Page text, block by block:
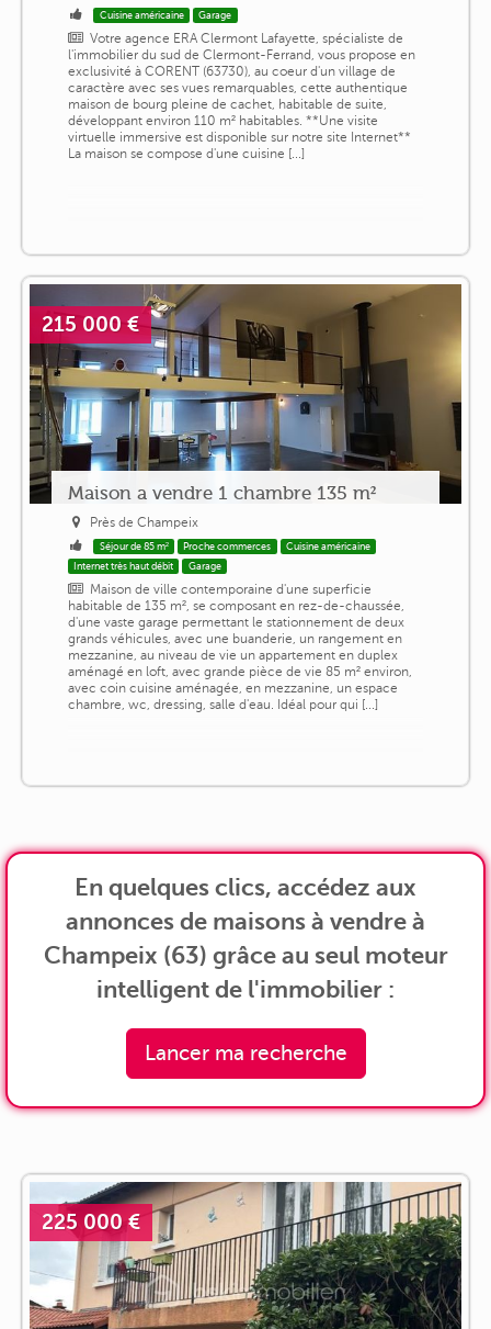
Cuisine américaine Garage
Votre agence ERA Clermont Lafayette, spécialiste de
l'immobilier du sud de Clermont-Ferrand, vous propose en
exclusivité à CORENT (63730), au coeur d'un village de
caractère avec ses vues remarquables, cette authentique
maison de bourg pleine de cachet, habitable de suite,
développant environ 110 m² habitables. **Une visite
virtuelle immersive est disponible sur notre site Internet**
La maison se compose d'une cuisine [...]
215 000 €
Maison a vendre 1 chambre 135 m²
Près de Champeix
Séjour de 85 m² Proche commerces
Cuisine américaine
Internet très haut débit
Garage
Maison de ville contemporaine d'une superficie
habitable de 135 m², se composant en rez-de-chaussée,
d'une vaste garage permettant le stationnement de deux
grands véhicules, avec une buanderie, un rangement en
mezzanine, au niveau de vie un appartement en duplex
aménagé en loft, avec grande pièce de vie 85 m² environ,
avec coin cuisine aménagée, en mezzanine, un espace
chambre, wc, dressing, salle d'eau. Idéal pour qui [...]
En quelques clics, accédez aux
annonces de maisons à vendre à
Champeix (63) grâce au seul moteur
intelligent de l'immobilier :
Lancer ma recherche
225 000 €